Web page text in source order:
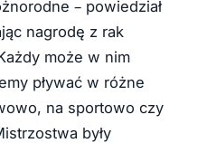
– powiedział
nagrodę z rak
może w nim
pływać w różne
na sportowo czy
były